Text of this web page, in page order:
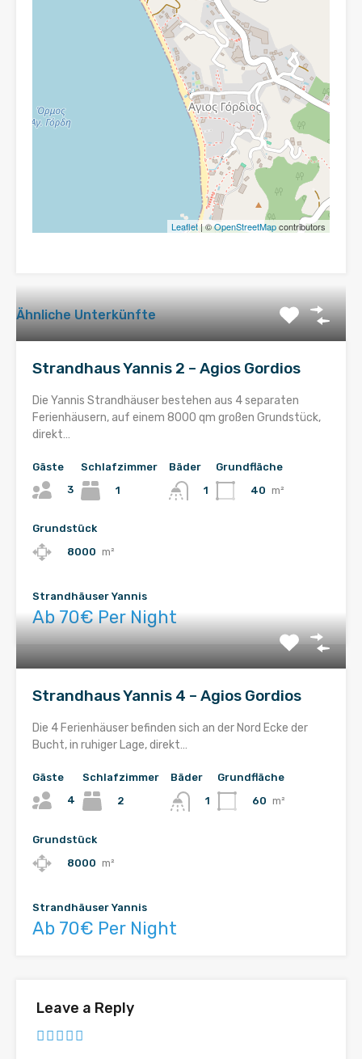
Leaflet| ©OpenStreetMapcontributors
Ähnliche Unterkünfte
Strandhaus Yannis 2 – Agios Gordios
Die Yannis Strandhäuser bestehen aus 4 separaten
Ferienhäusern, auf einem 8000 qm großen Grundstück,
direkt…
Gäste
3
Schlafzimmer
1
Bäder
1
Grundfläche
40 m²
Grundstück
8000 m²
Strandhäuser Yannis
Ab 70€ Per Night
Strandhaus Yannis 4 – Agios Gordios
Die 4 Ferienhäuser befinden sich an der Nord Ecke der
Bucht, in ruhiger Lage, direkt…
Gäste
4
Schlafzimmer
2
Bäder
1
Grundfläche
60 m²
Grundstück
8000 m²
Strandhäuser Yannis
Ab 70€ Per Night
Leave a Reply